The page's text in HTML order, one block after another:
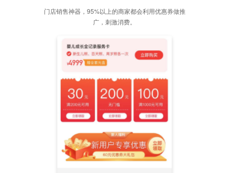
门店销售神器，95%以上的商家都会利用优惠券做推
广，刺激消费。